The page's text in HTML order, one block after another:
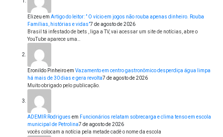
Elizeu em Artigo do leitor: ” O vício em jogos não rouba apenas dinheiro. Rouba
Famílias, histórias e vidas”7 de agosto de 2026
Brasil tá infestado de bets , liga a TV, vai acessar um site de notícias, abre o
YouTube aparece uma…
Eronildo Pinheiroem Vazamento em centro gastronômico desperdiça água limpa
há mais de 30 dias e gera revolta7 de agosto de 2026
Muito obrigado pelo publicação.
ADEMIR Rodrigues em Funcionários relatam sobrecarga e clima tenso em escola
municipal de Petrolina7 de agosto de 2026
vocês colocam a notícia pela metade cadê o nome da escola